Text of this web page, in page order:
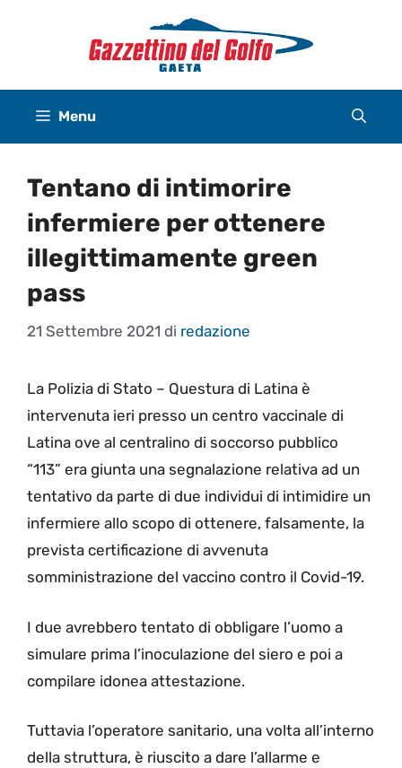
Menu
Tentano di intimorire
infermiere per ottenere
illegittimamente green
pass
21 Settembre 2021 di redazione
La Polizia di Stato – Questura di Latina è
intervenuta ieri presso un centro vaccinale di
Latina ove al centralino di soccorso pubblico
“113” era giunta una segnalazione relativa ad un
tentativo da parte di due individui di intimidire un
infermiere allo scopo di ottenere, falsamente, la
prevista certificazione di avvenuta
somministrazione del vaccino contro il Covid-19.
I due avrebbero tentato di obbligare l’uomo a
simulare prima l’inoculazione del siero e poi a
compilare idonea attestazione.
Tuttavia l’operatore sanitario, una volta all’interno
della struttura, è riuscito a dare l’allarme e